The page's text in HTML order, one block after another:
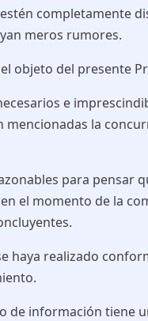
completamente
meros rumores.
objeto del presente
e
mencionadas la
para pensar
el momento de la
haya realizado
de información tiene